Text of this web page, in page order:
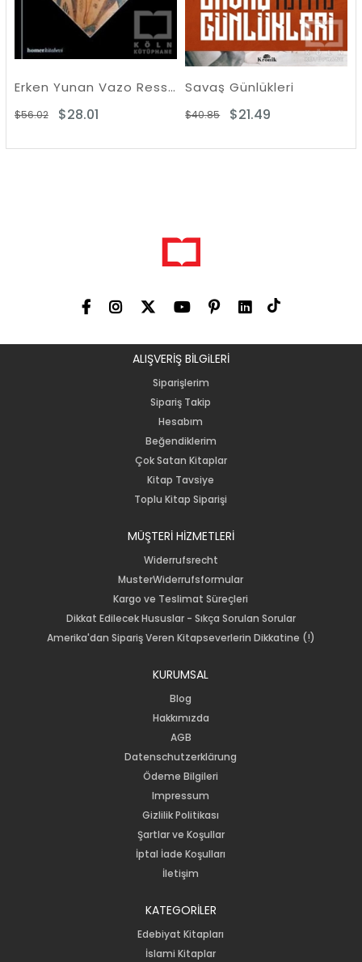
Erken Yunan Vazo Ressamlığı Savaş Günlükleri
$21.49
ALIŞVERİŞ BİLGiLERİ
Siparişlerim
Sipariş Takip
Hesabım
Beğendiklerim
Çok Satan Kitaplar
Kitap Tavsiye
Toplu Kitap Siparişi
MÜŞTERİ HİZMETLERİ
Widerrufsrecht
MusterWiderrufsformular
Kargo ve Teslimat Süreçleri
Dikkat Edilecek Hususlar - Sıkça Sorulan Sorular
Amerika'dan Sipariş Veren Kitapseverlerin Dikkatine (!)
KURUMSAL
Blog
Hakkımızda
AGB
Datenschutzerklärung
Ödeme Bilgileri
Impressum
Gizlilik Politikası
Şartlar ve Koşullar
İptal İade Koşulları
İletişim
KATEGORİLER
Edebiyat Kitapları
İslami Kitaplar